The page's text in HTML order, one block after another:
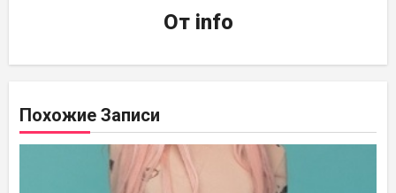
От info
Похожие Записи